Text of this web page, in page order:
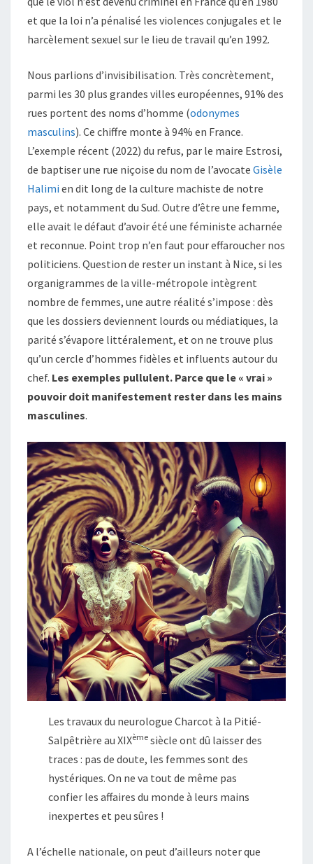
et que la loi n’a pénalisé les violences conjugales et le
harcèlement sexuel sur le lieu de travail qu’en 1992.
Nous parlions d’invisibilisation. Très concrètement,
parmi les 30 plus grandes villes européennes, 91% des
rues portent des noms d’homme (odonymes
masculins). Ce chiffre monte à 94% en France.
L’exemple récent (2022) du refus, par le maire Estrosi,
de baptiser une rue niçoise du nom de l’avocate Gisèle
Halimi en dit long de la culture machiste de notre
pays, et notamment du Sud. Outre d’être une femme,
elle avait le défaut d’avoir été une féministe acharnée
et reconnue. Point trop n’en faut pour effaroucher nos
politiciens. Question de rester un instant à Nice, si les
organigrammes de la ville-métropole intègrent
nombre de femmes, une autre réalité s’impose : dès
que les dossiers deviennent lourds ou médiatiques, la
parité s’évapore littéralement, et on ne trouve plus
qu’un cercle d’hommes fidèles et influents autour du
chef. Les exemples pullulent. Parce que le « vrai »
pouvoir doit manifestement rester dans les mains
masculines.
Les travaux du neurologue Charcot à la Pitié-
Salpêtrière au XIXèmesiècle ont dû laisser des
traces : pas de doute, les femmes sont des
hystériques. On ne va tout de même pas
confier les affaires du monde à leurs mains
inexpertes et peu sûres !
A l’échelle nationale, on peut d’ailleurs noter que